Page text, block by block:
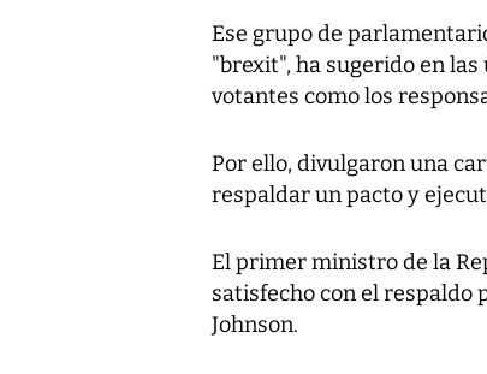
Ese grupo de
"brexit", ha sugerido en
votantes como los
Por ello, divulgaron una
respaldar un pacto y
El primer ministro de la
satisfecho con el respaldo
Johnson.